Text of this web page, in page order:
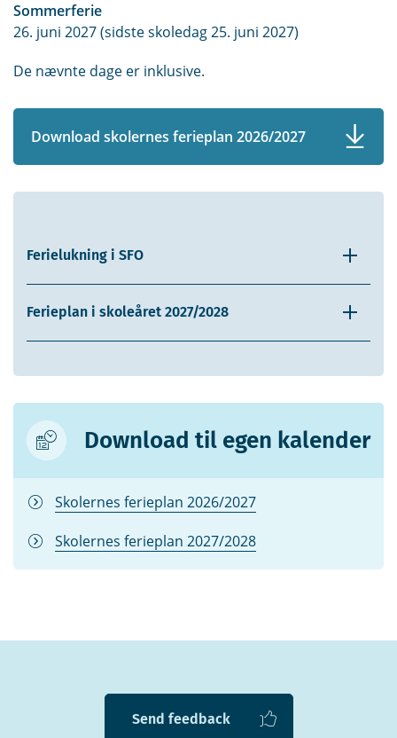
Sommerferie
26. juni 2027 (sidste skoledag 25. juni 2027)
De nævnte dage er inklusive.
Download skolernes ferieplan 2026/2027
Ferielukning i SFO
Ferieplan i skoleåret 2027/2028
Download til egen kalender
Skolernes ferieplan 2026/2027
Skolernes ferieplan 2027/2028
Send feedback